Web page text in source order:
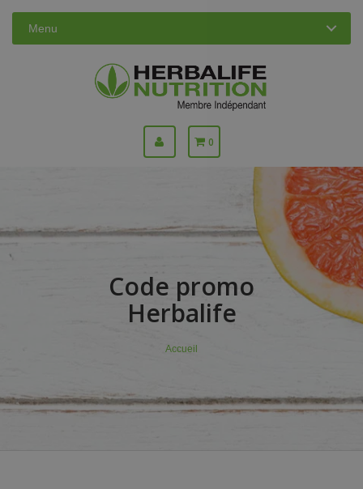
Menu
0
Code promo
Herbalife
Accueil